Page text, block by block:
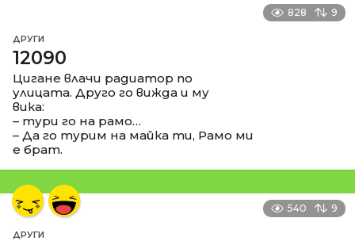
828 9
ДРУГИ
12090
Цигане влачи радиатор по
улицата. Друго го вижда и му
вика:
– тури го на рамо…
– Да го турим на майка ти, Рамо ми
е брат.
540 9
ДРУГИ